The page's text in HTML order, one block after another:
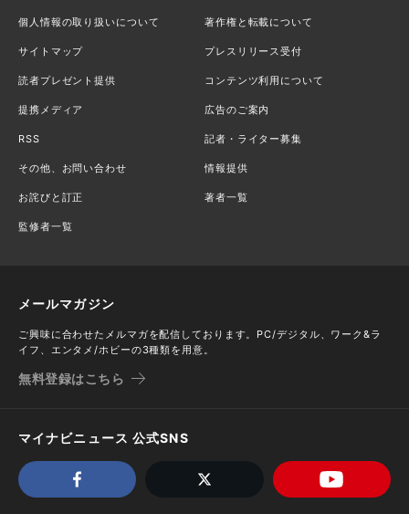
個人情報の取り扱いについて 著作権と転載について
サイトマップ プレスリリース受付
読者プレゼント提供 コンテンツ利用について
提携メディア 広告のご案内
RSS 記者・ライター募集
その他、お問い合わせ 情報提供
お詫びと訂正 著者一覧
監修者一覧
メールマガジン
ご興味に合わせたメルマガを配信しております。PC/デジタル、ワーク&ラ
イフ、エンタメ/ホビーの3種類を用意。
無料登録はこちら
マイナビニュース 公式SNS